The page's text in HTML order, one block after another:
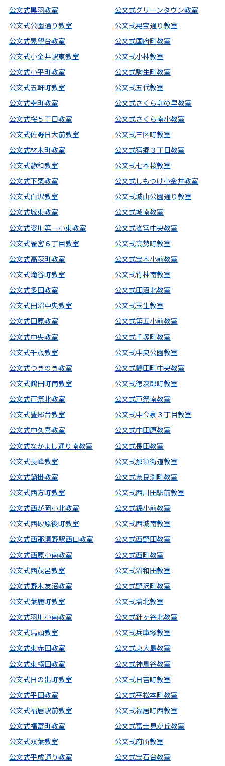
公文式黒羽教室
公文式グリーンタウン教室
公文式公園通り教室
公文式晃宝通り教室
公文式晃望台教室
公文式国府町教室
公文式小金井駅東教室
公文式小林教室
公文式小平町教室
公文式駒生町教室
公文式五軒町教室
公文式五代教室
公文式幸町教室
公文式さくら卯の里教室
公文式桜５丁目教室
公文式さくら南小教室
公文式佐野日大前教室
公文式三区町教室
公文式材木町教室
公文式宿郷３丁目教室
公文式静和教室
公文式七本桜教室
公文式下栗教室
公文式しもつけ小金井教室
公文式白沢教室
公文式城山公園通り教室
公文式城東教室
公文式城南教室
公文式姿川第一小東教室
公文式雀宮中央教室
公文式雀宮６丁目教室
公文式高勢町教室
公文式高萩町教室
公文式宝木小前教室
公文式滝谷町教室
公文式竹林南教室
公文式多田教室
公文式田沼北教室
公文式田沼中央教室
公文式玉生教室
公文式田原教室
公文式第五小前教室
公文式中央教室
公文式千塚町教室
公文式千歳教室
公文式中央公園教室
公文式つきのき教室
公文式鶴田町中央教室
公文式鶴田町南教室
公文式徳次郎町教室
公文式戸祭北教室
公文式戸祭南教室
公文式豊郷台教室
公文式中今泉３丁目教室
公文式中久喜教室
公文式中田原教室
公文式なかよし通り南教室
公文式長田教室
公文式長峰教室
公文式那須街道教室
公文式鍋掛教室
公文式奈良渕町教室
公文式西方町教室
公文式西川田駅前教室
公文式西が岡小北教室
公文式錦小前教室
公文式西砂原後町教室
公文式西城南教室
公文式西那須野駅西口教室
公文式西野田教室
公文式西原小南教室
公文式西町教室
公文式西茂呂教室
公文式沼和田教室
公文式野木友沼教室
公文式野沢町教室
公文式葉鹿町教室
公文式塙北教室
公文式羽川小南教室
公文式針ヶ谷北教室
公文式馬頭教室
公文式兵庫塚教室
公文式東赤田教室
公文式東大島教室
公文式東横田教室
公文式神鳥谷教室
公文式日の出町教室
公文式日吉町教室
公文式平田教室
公文式平松本町教室
公文式福居駅前教室
公文式福居町西教室
公文式福富町教室
公文式富士見が丘教室
公文式双葉教室
公文式府所教室
公文式平成通り教室
公文式宝石台教室